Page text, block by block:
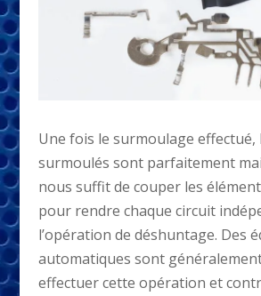
Une fois le surmoulage effectué,
surmoulés sont parfaitement
nous suffit de couper les
pour rendre chaque circuit
l’opération de déshuntage. Des
automatiques sont
effectuer cette opération et